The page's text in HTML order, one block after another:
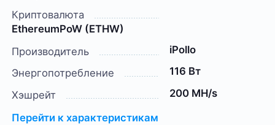
Криптовалюта
EthereumPoW (ETHW)
Производитель
iPollo
Энергопотребление
116 Вт
Хэшрейт
200 MH/s
Перейти к характеристикам